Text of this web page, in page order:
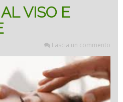
VISO E
Lascia un commento